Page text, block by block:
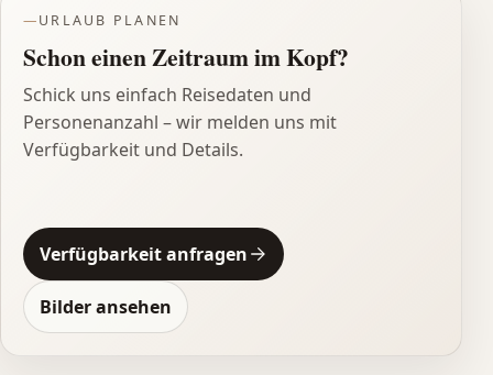
URLAUB PLANEN
Schon einen Zeitraum im Kopf?
Schick uns einfach Reisedaten und
Personenanzahl – wir melden uns mit
Verfügbarkeit und Details.
Verfügbarkeit anfragen
Bilder ansehen